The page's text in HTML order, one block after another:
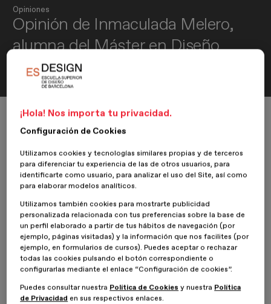
Opiniones
Opinión de Inmaculada Melero,
alumna del Máster en Diseño
Editorial y Publicaciones Digitales
Inicio ESDESIGNERS Opiniones
Diseño Editorial
6 Marzo 2018 Inmaculada Melero
Nuestra alumnaInmaculada MelerodelMáster en Diseño
Editorial y Publicaciones Digitalesnos da su opinión sobre su
experiencia enESDESIGN.
¿Por qué te decidiste por cursar un máster en ESDESIGN?
Esto me ha permitido combinar el trabajo con el estudio.
¡Hola! Nos importa tu privacidad.
Configuración de Cookies
Utilizamos cookies y tecnologías similares propias y de terceros
para diferenciar tu experiencia de las de otros usuarios, para
identificarte como usuario, para analizar el uso del Site, así como
para elaborar modelos analíticos.
Utilizamos también cookies para mostrarte publicidad
personalizada relacionada con tus preferencias sobre la base de
un perfil elaborado a partir de tus hábitos de navegación (por
ejemplo, páginas visitadas) y la información que nos facilites (por
ejemplo, en formularios de cursos). Puedes aceptar o rechazar
todas las cookies pulsando el botón correspondiente o
configurarlas mediante el enlace “Configuración de cookies”.
Puedes consultar nuestra Política de Cookies y nuestra Política
de Privacidad en sus respectivos enlaces.